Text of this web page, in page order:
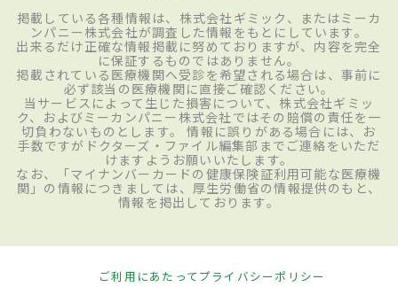
掲載している各種情報は、株式会社ギミック、またはミーカ
ンパニー株式会社が調査した情報をもとにしています。
出来るだけ正確な情報掲載に努めておりますが、内容を完全
に保証するものではありません。
掲載されている医療機関へ受診を希望される場合は、事前に
必ず該当の医療機関に直接ご確認ください。
当サービスによって生じた損害について、株式会社ギミッ
ク、およびミーカンパニー株式会社ではその賠償の責任を一
切負わないものとします。 情報に誤りがある場合には、お
手数ですがドクターズ・ファイル編集部までご連絡をいただ
けますようお願いいたします。
なお、「マイナンバーカードの健康保険証利用可能な医療機
関」の情報につきましては、厚生労働省の情報提供のもと、
情報を掲出しております。
ご利用にあたってプライバシーポリシー